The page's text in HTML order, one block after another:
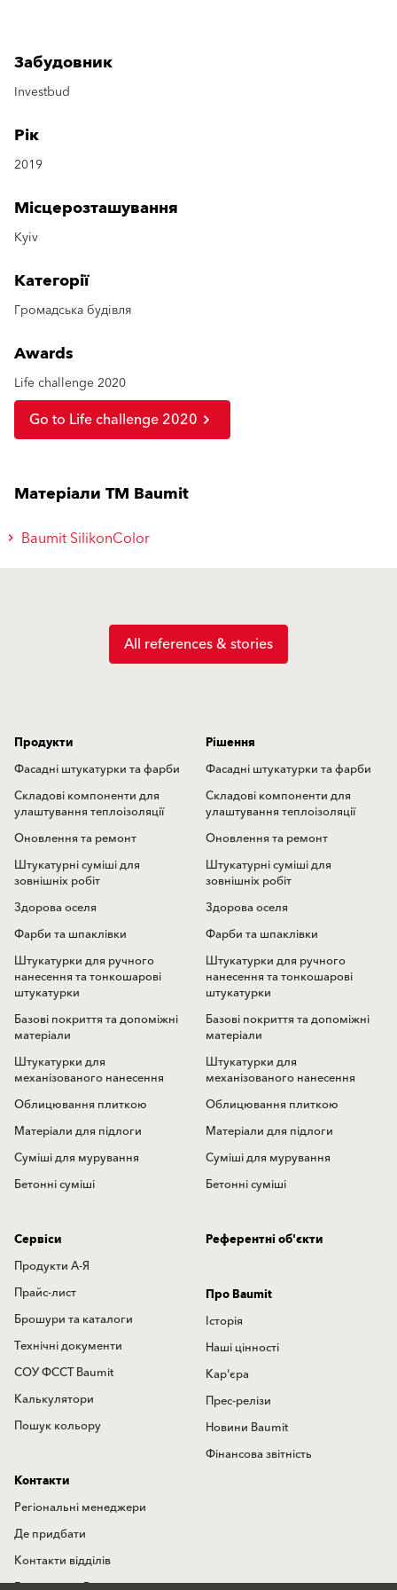
Забудовник
Investbud
Рік
2019
Місцерозташування
Kyiv
Категорії
Громадська будівля
Awards
Life challenge 2020
Go to Life challenge 2020
Матеріали TM Baumit
Baumit SilikonColor
All references & stories
Продукти
Фасадні штукатурки та фарби
Складові компоненти для
улаштування теплоізоляції
Оновлення та ремонт
Штукатурні суміші для
зовнішніх робіт
Здорова оселя
Фарби та шпаклівки
Штукатурки для ручного
нанесення та тонкошарові
штукатурки
Базові покриття та допоміжні
матеріали
Штукатурки для
механізованого нанесення
Облицювання плиткою
Матеріали для підлоги
Суміші для мурування
Бетонні суміші
Рішення
Фасадні штукатурки та фарби
Складові компоненти для
улаштування теплоізоляції
Оновлення та ремонт
Штукатурні суміші для
зовнішніх робіт
Здорова оселя
Фарби та шпаклівки
Штукатурки для ручного
нанесення та тонкошарові
штукатурки
Базові покриття та допоміжні
матеріали
Штукатурки для
механізованого нанесення
Облицювання плиткою
Матеріали для підлоги
Суміші для мурування
Бетонні суміші
Сервіси
Продукти А-Я
Прайс-лист
Брошури та каталоги
Технічні документи
СОУ ФССТ Baumit
Калькулятори
Пошук кольору
Референтні об'єкти
Про Baumit
Історія
Наші цінності
Кар'єра
Прес-релізи
Новини Baumit
Фінансова звітність
Контакти
Регіональні менеджери
Де придбати
Контакти відділів